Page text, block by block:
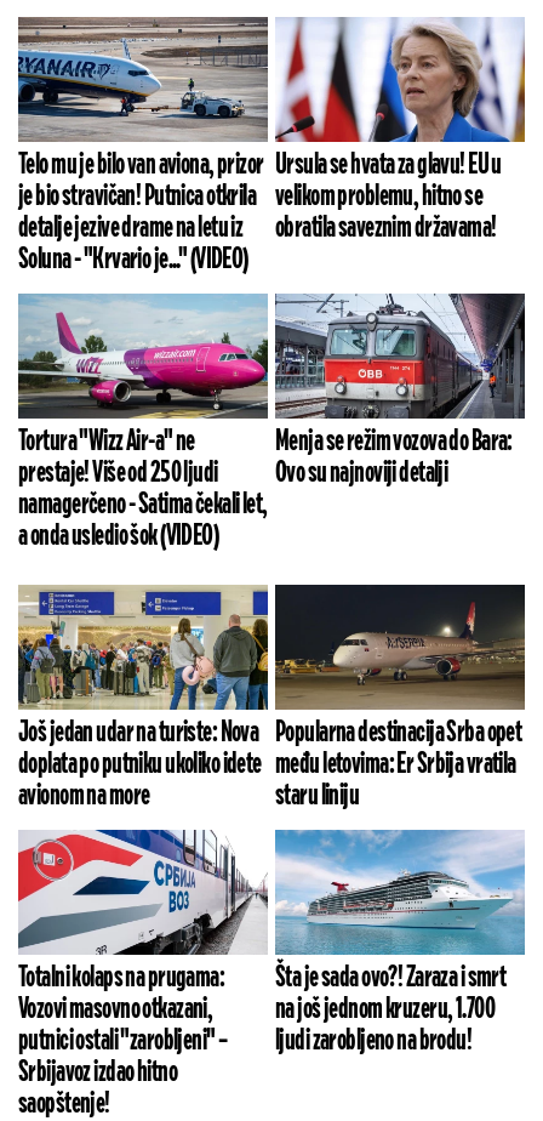
Telo mu je bilo van aviona, prizor
je bio stravičan! Putnica otkrila
detalje jezive drame na letu iz
Soluna - "Krvario je..." (VIDEO)
Ursula se hvata za glavu! EU u
velikom problemu, hitno se
obratila saveznim državama!
Tortura "Wizz Air-a" ne
prestaje! Više od 250 ljudi
namagerčeno - Satima čekali let,
a onda usledio šok (VIDEO)
Menja se režim vozova do Bara:
Ovo su najnoviji detalji
Još jedan udar na turiste: Nova
doplata po putniku ukoliko idete
avionom na more
Popularna destinacija Srba opet
među letovima: Er Srbija vratila
staru liniju
Totalni kolaps na prugama:
Vozovi masovno otkazani,
putnici ostali "zarobljeni" –
Srbijavoz izdao hitno
saopštenje!
Šta je sada ovo?! Zaraza i smrt
na još jednom kruzeru, 1.700
ljudi zarobljeno na brodu!